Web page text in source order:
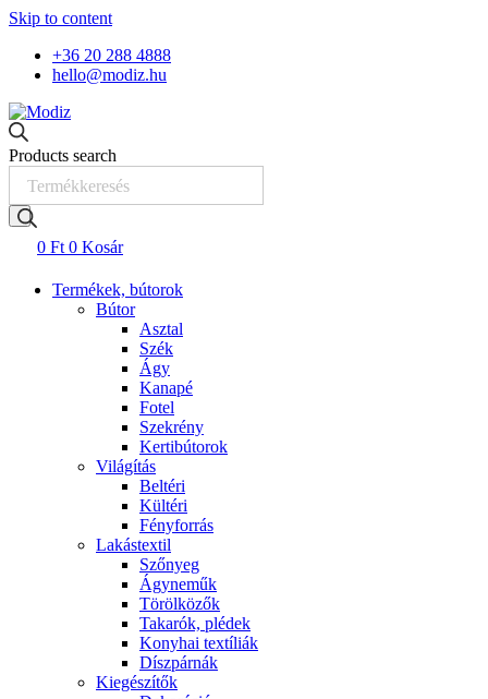
Skip to content
+36 20 288 4888
hello@modiz.hu
Products search
0 Ft 0 Kosár
Termékek, bútorok
Bútor
Asztal
Szék
Ágy
Kanapé
Fotel
Szekrény
Kertibútorok
Világítás
Beltéri
Kültéri
Fényforrás
Lakástextil
Szőnyeg
Ágyneműk
Törölközők
Takarók, plédek
Konyhai textíliák
Díszpárnák
Kiegészítők